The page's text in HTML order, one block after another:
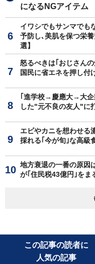
になるNGアイテム
イワシでもサンマでも
予防し､美肌を保つ栄
選】
怒るべきは｢おじさん
国民に省エネを押し付
｢進学校→慶應大→大企
した"元不良の友人"に
エビやカニを想わせる
採れる｢今が旬｣な高級
地方衰退の一番の原因
が｢住民税43億円｣をま
この記事の読者に
人気の記事